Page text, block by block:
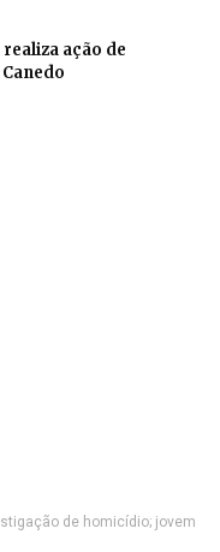
ação de
de homicídio; jovem